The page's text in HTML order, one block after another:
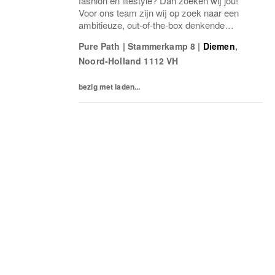
Voor ons team zijn wij op zoek naar een
ambitieuze, out-of-the-box denkende
niveau tilt.
Pure Path | Stammerkamp 8 | Diemen,
Noord-Holland 1112 VH
bezig met laden...